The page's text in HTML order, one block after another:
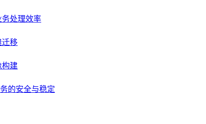
处理效率
迁移
构建
的安全与稳定